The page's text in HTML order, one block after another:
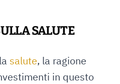
SALUTE
salute, la ragione
in questo